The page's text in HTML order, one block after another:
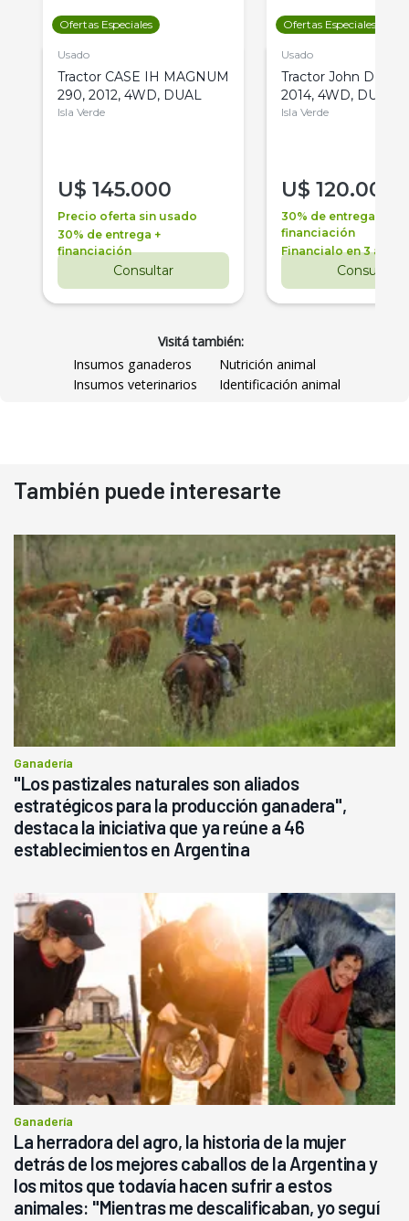
Ofertas Especiales
Usado
Tractor CASE IH MAGNUM
290, 2012, 4WD, DUAL
Isla Verde
U$ 145.000
Precio oferta sin usado
30% de entrega +
financiación
Consultar
Ofertas Especiales
Usado
Tractor John Deere
2014, 4WD, DUAL
Isla Verde
U$ 120.000
30% de entrega +
financiación
Financialo en 3 años
Consultar
Visitá también:
Insumos ganaderos
Nutrición animal
Insumos veterinarios
Identificación animal
También puede interesarte
Ganadería
"Los pastizales naturales son aliados
estratégicos para la producción ganadera",
destaca la iniciativa que ya reúne a 46
establecimientos en Argentina
Ganadería
La herradora del agro, la historia de la mujer
detrás de los mejores caballos de la Argentina y
los mitos que todavía hacen sufrir a estos
animales: "Mientras me descalificaban, yo seguí